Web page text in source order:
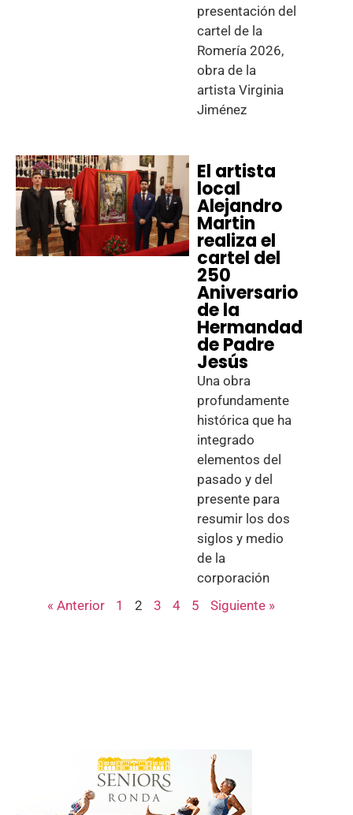
presentación del
cartel de la
Romería 2026,
obra de la
artista Virginia
Jiménez
El artista
local
Alejandro
Martin
realiza el
cartel del
250
Aniversario
de la
Hermandad
de Padre
Jesús
Una obra
profundamente
histórica que ha
integrado
elementos del
pasado y del
presente para
resumir los dos
siglos y medio
de la
corporación
« Anterior
1 2 3 4 5 Siguiente »